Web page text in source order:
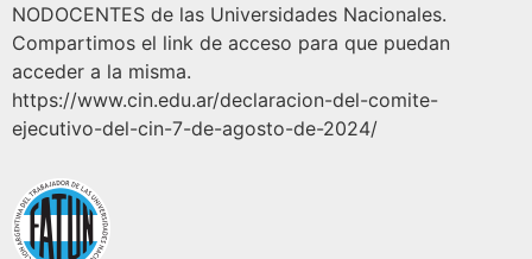
NODOCENTES de las Universidades Nacionales.
Compartimos el link de acceso para que puedan
acceder a la misma.
https://www.cin.edu.ar/declaracion-del-comite-
ejecutivo-del-cin-7-de-agosto-de-2024/